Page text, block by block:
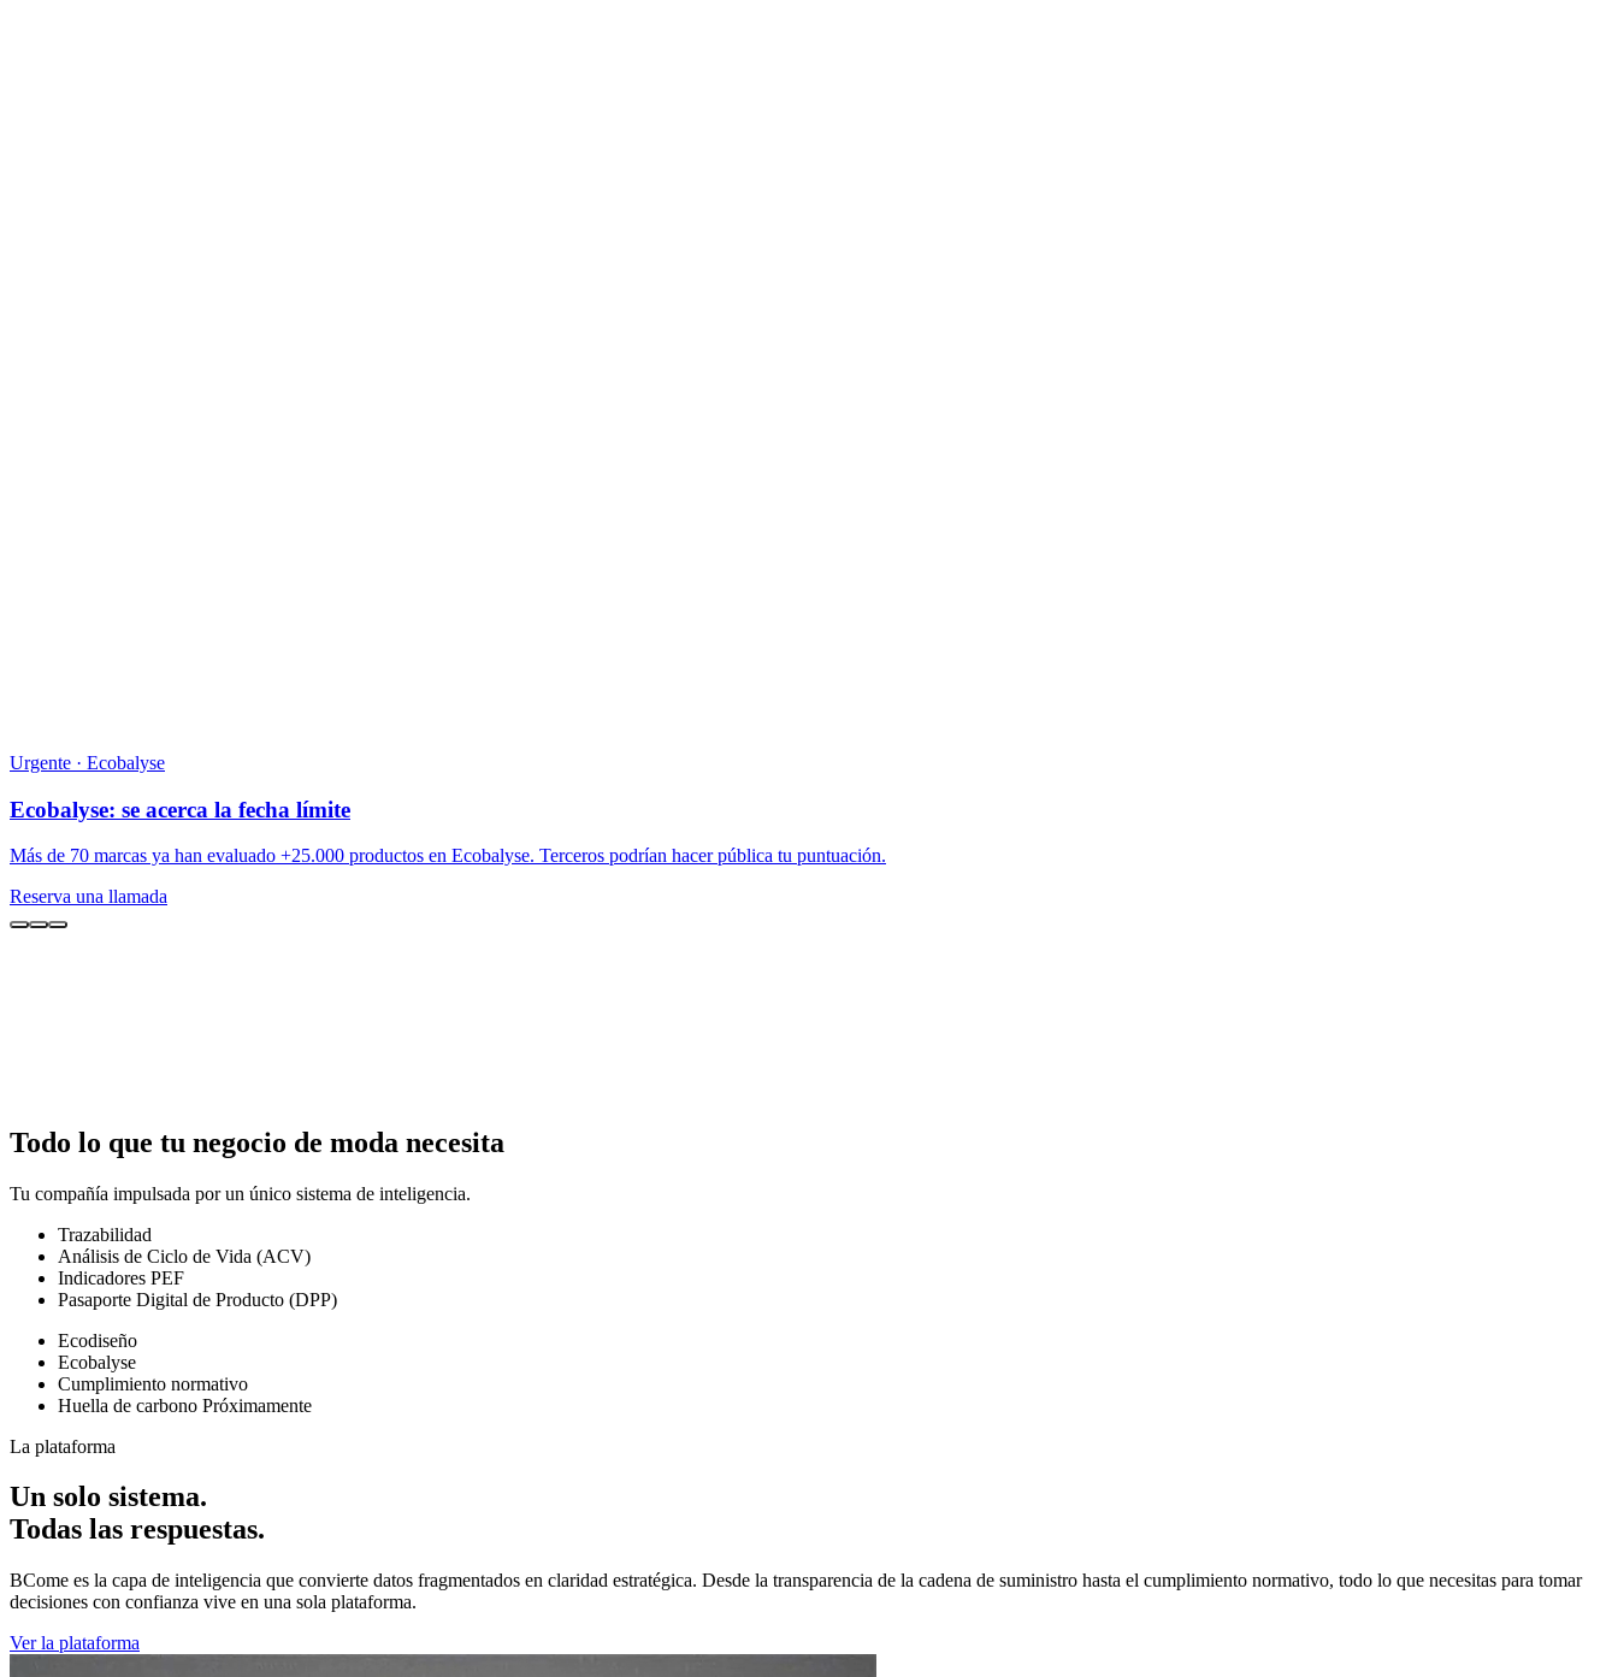
Todo lo que tu negocio de moda necesita
Tu compañía impulsada por un único sistema de inteligencia.
Trazabilidad
Análisis de Ciclo de Vida (ACV)
Indicadores PEF
Pasaporte Digital de Producto (DPP)
Ecodiseño
Ecobalyse
Cumplimiento normativo
Huella de carbono Próximamente
La plataforma
Un solo sistema.
Todas las respuestas.
BCome es la capa de inteligencia que convierte datos fragmentados en claridad estratégica. Desde la transparencia de la cadena de suministro hasta el cumplimiento normativo, todo lo que necesitas para tomar
decisiones con confianza vive en una sola plataforma.
Ver la plataforma